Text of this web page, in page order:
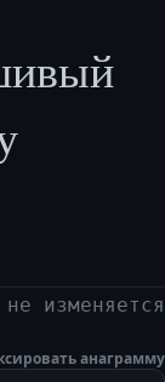
изменяется
анаграмму